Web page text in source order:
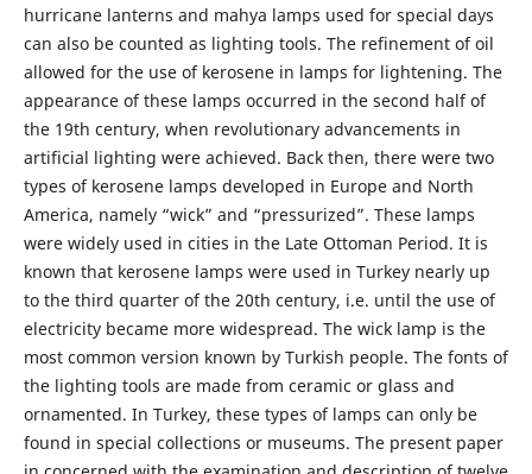
hurricane lanterns and mahya lamps used for special days
can also be counted as lighting tools. The refinement of oil
allowed for the use of kerosene in lamps for lightening. The
appearance of these lamps occurred in the second half of
the 19th century, when revolutionary advancements in
artificial lighting were achieved. Back then, there were two
types of kerosene lamps developed in Europe and North
America, namely “wick” and “pressurized”. These lamps
were widely used in cities in the Late Ottoman Period. It is
known that kerosene lamps were used in Turkey nearly up
to the third quarter of the 20th century, i.e. until the use of
electricity became more widespread. The wick lamp is the
most common version known by Turkish people. The fonts of
the lighting tools are made from ceramic or glass and
ornamented. In Turkey, these types of lamps can only be
found in special collections or museums. The present paper